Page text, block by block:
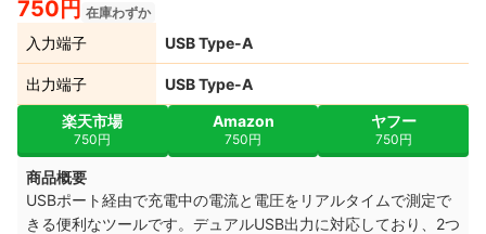
750円 在庫わずか
入力端子 USB Type-A
出力端子
USB Type-A
楽天市場
750円
Amazon
750円
ヤフー
750円
商品概要
USBポート経由で充電中の電流と電圧をリアルタイムで測定で
きる便利なツールです。デュアルUSB出力に対応しており、2つ